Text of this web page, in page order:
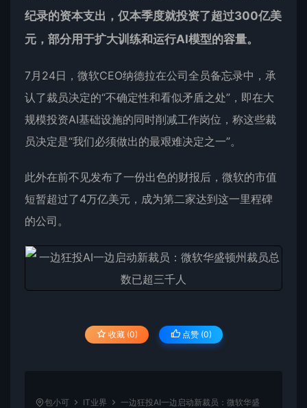
纪录的资本支出，仅本季度就投资了超过300亿美
元，部分用于扩大训练和运行AI模型的容量。
7月24日，微软CEO纳德拉在公司全员备忘录中，承
认了裁员决定的“不确定性和看似矛盾之处”，即在大
规模投资AI基础设施的同时削减工作岗位，称这些裁
员决定是“我们必须做出的最艰难决定之一”。
此外在前不见发布了一份出色的财报后，微软的市值
短暂超过了4万亿美元，成为第二家达到这一里程碑
的公司。
收藏 (0) 点赞 (0)
包小可 IT业界
一边狂投AI一边启动新裁员：微软华盛